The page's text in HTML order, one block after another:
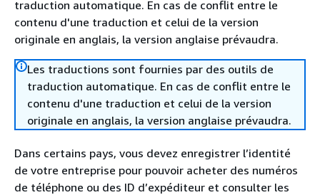
traduction automatique. En cas de conflit entre le
contenu d'une traduction et celui de la version
originale en anglais, la version anglaise prévaudra.
Les traductions sont fournies par des outils de
traduction automatique. En cas de conflit entre le
contenu d'une traduction et celui de la version
originale en anglais, la version anglaise prévaudra.
Dans certains pays, vous devez enregistrer l’identité
de votre entreprise pour pouvoir acheter des numéros
de téléphone ou des ID d’expéditeur et consulter les